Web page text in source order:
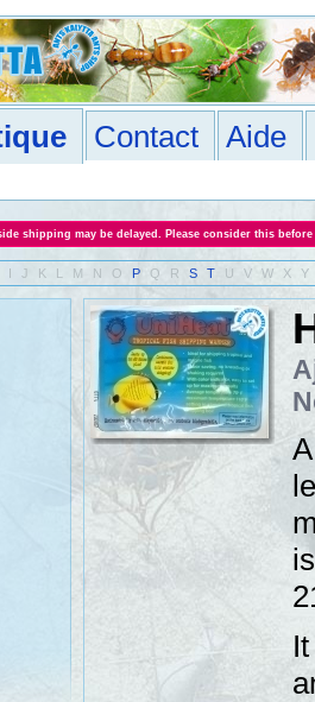
Contact Aide
shipping may be delayed. Please consider this
I J K L M N O P Q R S T U V W X Y